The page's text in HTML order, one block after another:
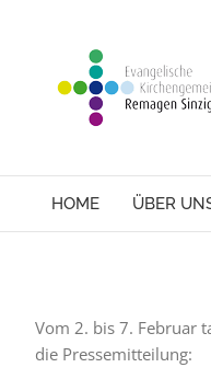
HOME ÜBER
Vom 2. bis 7. Februar
die Pressemitteilung: